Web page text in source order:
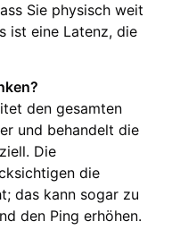
Sie physisch weit
ist eine Latenz, die
den gesamten
und behandelt die
Die
die
das kann sogar zu
den Ping erhöhen.